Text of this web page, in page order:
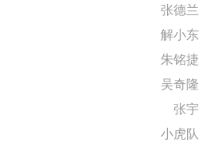
张德兰
解小东
朱铭捷
吴奇隆
张宇
小虎队